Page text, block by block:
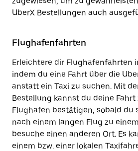
UberX Bestellungen auch
Flughafenfahrten
Erleichtere dir Flughafenfahrten
indem du eine Fahrt über die
anstatt ein Taxi zu suchen. Mit
Bestellung kannst du deine Fahrt
Flughafen bestätigen, sobald du
nach einem langen Flug zu
besuche einen anderen Ort. Es
einem bzw. einer lokalen